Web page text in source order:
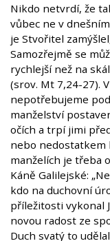
Nikdo netvrdí, že
vůbec ne v
je Stvořitel
Samozřejmě se
rychlejší než na
(srov. Mt 7,24-27).
nepotřebujeme
manželství
očích a trpí jimi
nebo nedostatkem
manželích je třeba
Káně Galilejské:
kdo na duchovní
příležitosti vykonal
novou radost ze
Duch svatý to